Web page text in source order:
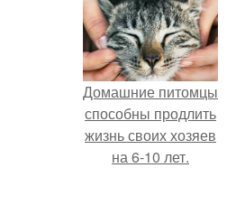
Домашние питомцы
способны продлить
жизнь своих хозяев
на 6-10 лет.